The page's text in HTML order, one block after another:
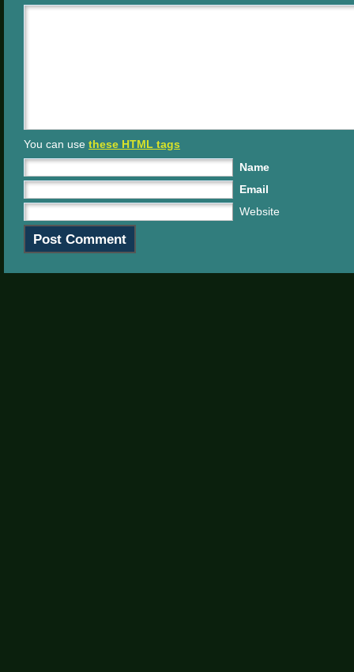
You can use these HTML tags
Name
Email
Website